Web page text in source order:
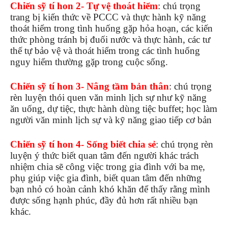
Chiến sỹ tí hon 2- Tự vệ thoát hiểm: chú trọng
trang bị kiến thức về PCCC và thực hành kỹ năng
thoát hiểm trong tình huống gặp hỏa hoạn, các kiến
thức phòng tránh bị đuối nước và thực hành, các tư
thế tự bảo vệ và thoát hiểm trong các tình huống
nguy hiểm thường gặp trong cuộc sống.
Chiến sỹ tí hon 3- Nâng tầm bản thân: chú trọng
rèn luyện thói quen văn minh lịch sự như kỹ năng
ăn uống, dự tiệc, thực hành dùng tiệc buffet; học làm
người văn minh lịch sự và kỹ năng giao tiếp cơ bản
Chiến sỹ tí hon 4- Sống biết chia sẻ: chú trọng rèn
luyện ý thức biết quan tâm đến người khác trách
nhiệm chia sẽ công việc trong gia đình với ba mẹ,
phụ giúp việc gia đình, biết quan tâm đến những
bạn nhỏ có hoàn cảnh khó khăn để thấy rằng mình
được sống hạnh phúc, đầy đủ hơn rất nhiều bạn
khác.